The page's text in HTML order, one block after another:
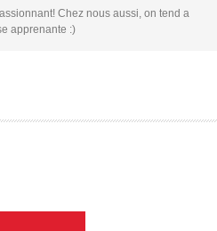
Chez nous aussi, on tend a
apprenante :)